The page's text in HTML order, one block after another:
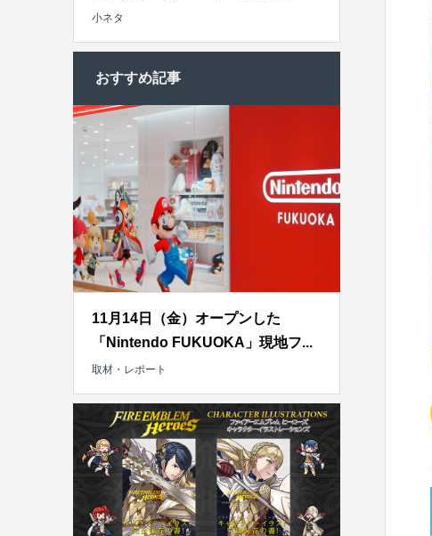
小ネタ
おすすめ記事
11月14日（金）オープンした
「Nintendo FUKUOKA」現地フ...
取材・レポート